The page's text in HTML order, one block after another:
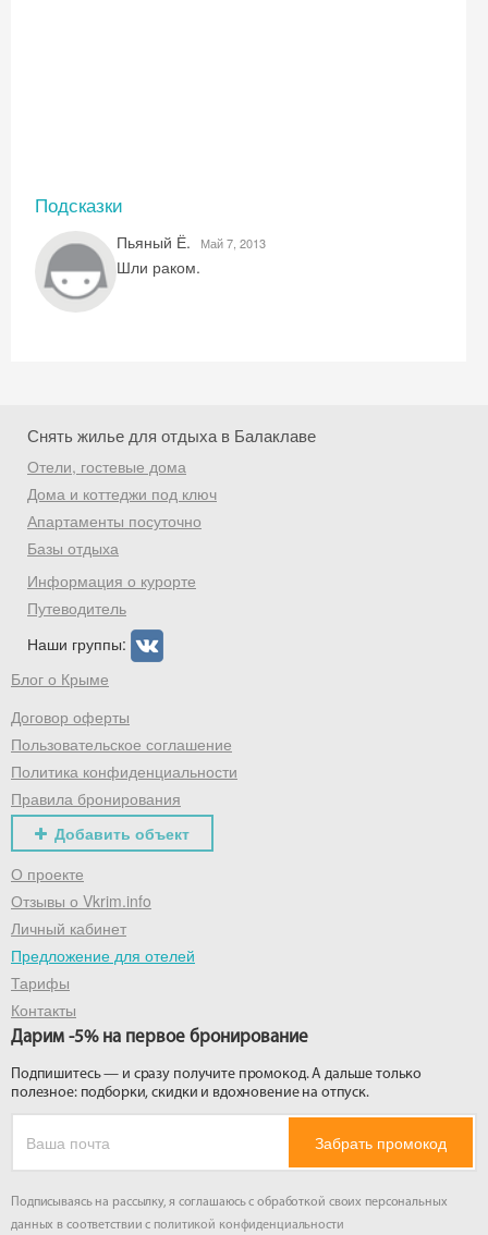
Подсказки
Пьяный Ё. Май 7, 2013
Шли раком.
Снять жилье для отдыха в Балаклаве
Отели, гостевые дома
Дома и коттеджи под ключ
Апартаменты посуточно
Базы отдыха
Информация о курорте
Путеводитель
Наши группы:
Блог о Крыме
Договор оферты
Пользовательское соглашение
Политика конфиденциальности
Правила бронирования
Добавить объект
О проекте
Отзывы о Vkrim.info
Личный кабинет
Предложение для отелей
Тарифы
Контакты
Дарим -5% на первое бронирование
Подпишитесь — и сразу получите промокод. А дальше только
полезное: подборки, скидки и вдохновение на отпуск.
Забрать промокод
Подписываясь на рассылку, я соглашаюсь с обработкой своих персональных
данных в соответствии с политикой конфиденциальности
Получить промокод